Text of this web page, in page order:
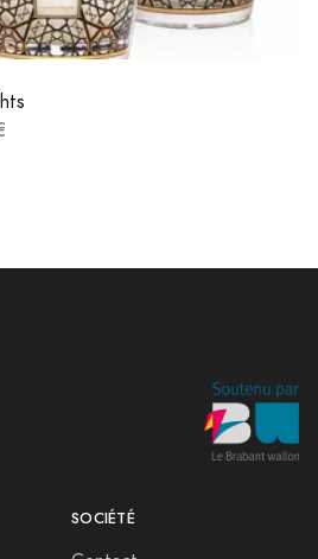
SOCIÉTÉ